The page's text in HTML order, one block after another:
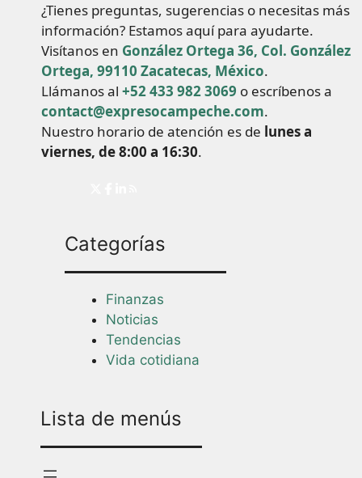
¿Tienes preguntas, sugerencias o necesitas más
información? Estamos aquí para ayudarte.
Visítanos en González Ortega 36, Col. González
Ortega, 99110 Zacatecas, México.
Llámanos al +52 433 982 3069 o escríbenos a
contact@expresocampeche.com.
Nuestro horario de atención es de lunes a
viernes, de 8:00 a 16:30.
Categorías
Finanzas
Noticias
Tendencias
Vida cotidiana
Lista de menús